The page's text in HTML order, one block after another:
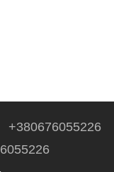
+380676055226